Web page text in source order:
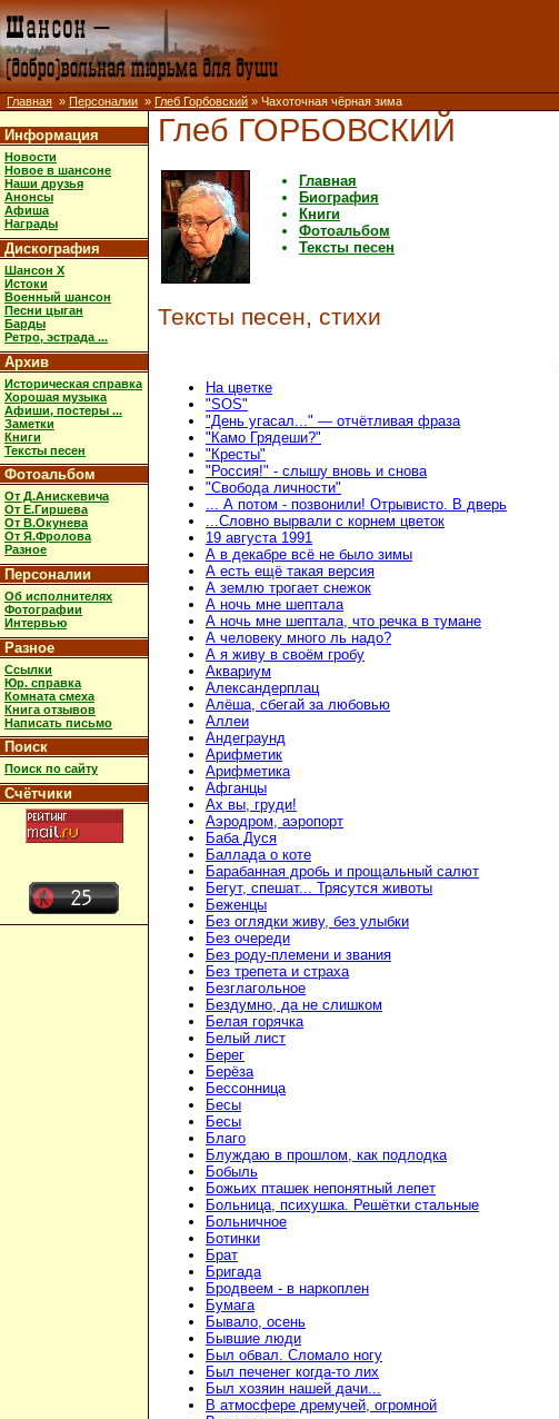
Главная » Персоналии » Глеб Горбовский » Чахоточная чёрная зима
Информация
Новости
Новое в шансоне
Наши друзья
Анонсы
Афиша
Награды
Дискография
Шансон X
Истоки
Военный шансон
Песни цыган
Барды
Ретро, эстрада ...
Архив
Историческая справка
Хорошая музыка
Афиши, постеры ...
Заметки
Книги
Тексты песен
Фотоальбом
От Д.Анискевича
От Е.Гиршева
От В.Окунева
От Я.Фролова
Разное
Персоналии
Об исполнителях
Фотографии
Интервью
Разное
Ссылки
Юр. справка
Комната смеха
Книга отзывов
Написать письмо
Поиск
Поиск по сайту
Счётчики
Глеб ГОРБОВСКИЙ
Главная
Биография
Книги
Фотоальбом
Тексты песен
Тексты песен, стихи
На цветке
"SOS"
"День угасал..." — отчётливая фраза
"Камо Грядеши?"
"Кресты"
"Россия!" - слышу вновь и снова
"Свобода личности"
... А потом - позвонили! Отрывисто. В дверь
...Словно вырвали с корнем цветок
19 августа 1991
А в декабре всё не было зимы
А есть ещё такая версия
А землю трогает снежок
А ночь мне шептала
А ночь мне шептала, что речка в тумане
А человеку много ль надо?
А я живу в своём гробу
Аквариум
Александерплац
Алёша, сбегай за любовью
Аллеи
Андеграунд
Арифметик
Арифметика
Афганцы
Ах вы, груди!
Аэродром, аэропорт
Баба Дуся
Баллада о коте
Барабанная дробь и прощальный салют
Бегут, спешат... Трясутся животы
Беженцы
Без оглядки живу, без улыбки
Без очереди
Без роду-племени и звания
Без трепета и страха
Безглагольное
Бездумно, да не слишком
Белая горячка
Белый лист
Берег
Берёза
Бессонница
Бесы
Бесы
Благо
Блуждаю в прошлом, как подлодка
Бобыль
Божьих пташек непонятный лепет
Больница, психушка. Решётки стальные
Больничное
Ботинки
Брат
Бригада
Бродвеем - в наркоплен
Бумага
Бывало, осень
Бывшие люди
Был обвал. Сломало ногу
Был печенег когда-то лих
Был хозяин нашей дачи...
В атмосфере дремучей, огромной